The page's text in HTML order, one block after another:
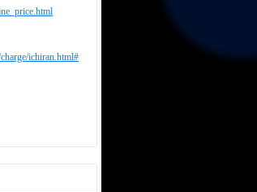
ichiran.html#